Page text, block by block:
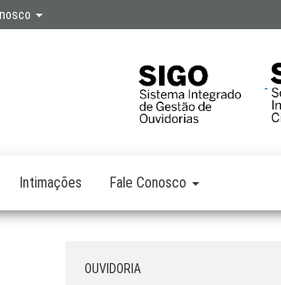
Intimações Fale Conosco
OUVIDORIA